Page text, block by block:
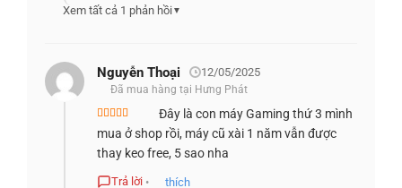
độ phủ màu 100% DCI-P3, hỗ trợ tối ưu cho chỉnh sửa ảnh
việc ngoài trời hoặc trong môi trường nhiều ánh sáng. Sự
kết hợp giữa độ chính xác màu sắc, độ sáng cao và hiệu
năng hiển thị mạnh mẽ khiến đây trở thành lựa chọn toàn
diện cho cả giải trí lẫn công việc sáng tạo nội dung.
Xem tất cả 1 phản hồi▼
Nguyễn Thoại 12/05/2025
Đã mua hàng tại Hưng Phát
Được xếp
hạng55 sao
Đây là con máy Gaming thứ 3 mình
mua ở shop rồi, máy cũ xài 1 năm vẫn được
thay keo free, 5 sao nha
Trả lời •
thích